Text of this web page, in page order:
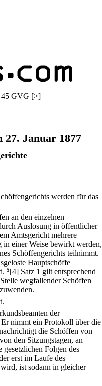
45 GVG [>]
27. Januar 1877
werden für das
an den einzelnen
Auslosung in öffentlicher
Amtsgericht mehrere
in einer Weise bewirkt werden,
Schöffengerichts teilnimmt.
Hauptschöffe
5[4] Satz 1 gilt entsprechend
wegfallender Schöffen
der
nimmt ein Protokoll über die
die Schöffen von
den Sitzungstagen, an
gesetzlichen Folgen des
erst im Laufe des
ist sodann in gleicher